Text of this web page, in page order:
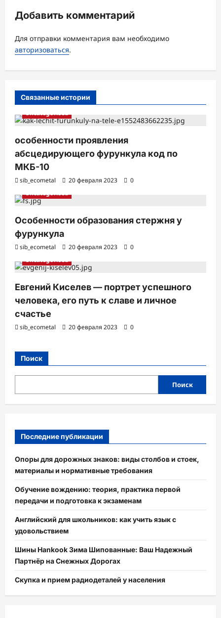
я
з
а
и
Добавить комментарий
Для отправки комментария вам необходимо
авторизоваться.
Связанные истории
Uncategorised
особенности проявления
абсцедирующего фурункула код по
МКБ-10
sib_ecometal 20 февраля 2023
0
Uncategorised
Особенности образования стержня у
фурункула
sib_ecometal 20 февраля 2023
0
Uncategorised
Евгений Киселев — портрет успешного
человека, его путь к славе и личное
счастье
sib_ecometal 20 февраля 2023 0
Поиск
Поиск
Последние публикации
Опоры для дорожных знаков: виды столбов и стоек,
материалы и нормативные требования
Обучение вождению: теория, практика первой
передачи и подготовка к экзаменам
Английский для школьников: как учить язык с
удовольствием
Шины Hankook Зима Шипованные: Ваш Надежный
Партнёр на Снежных Дорогах
Скупка и прием радиодеталей у населения